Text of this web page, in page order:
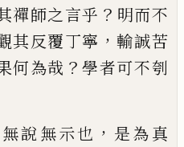
禪師之言乎 ？ 明而不
其反覆丁寧 ，輸誠苦
何為哉 ？學者可不刳
說無示也 ， 是為真